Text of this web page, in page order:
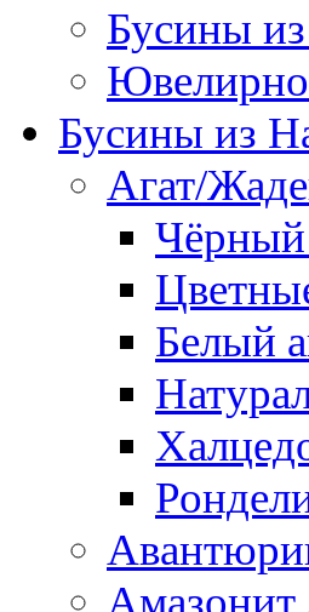
Бусины из
Бусины из
Агат/
Чёрный
Белый
Амазонит